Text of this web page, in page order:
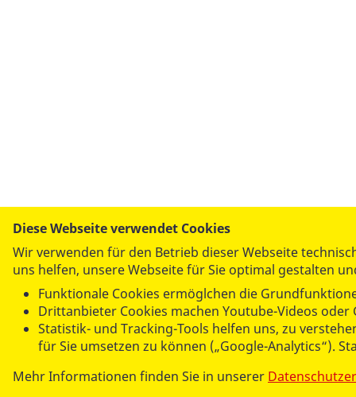
Diese Webseite verwendet Cookies
Wir verwenden für den Betrieb dieser Webseite
uns helfen, unsere Webseite für Sie optimal gestalten
Funktionale Cookies ermöglchen die
Drittanbieter Cookies machen Youtube-Videos
Statistik- und Tracking-Tools helfen uns, zu
für Sie umsetzen zu können („Google-Analytics“).
Mehr Informationen finden Sie in unserer